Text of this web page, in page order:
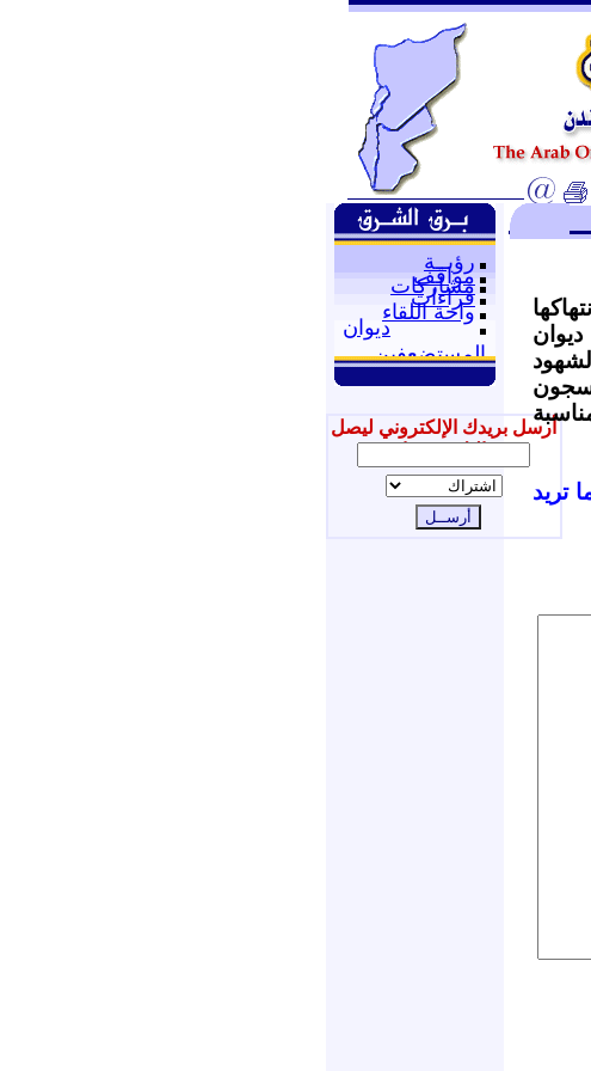
رؤيــة
مواقف
مشاركات
قراءات
واحة اللقاء
ديوان
المستضعفين
أرسل بريدك الإلكتروني ليصل
إليك جديدنا
تريد